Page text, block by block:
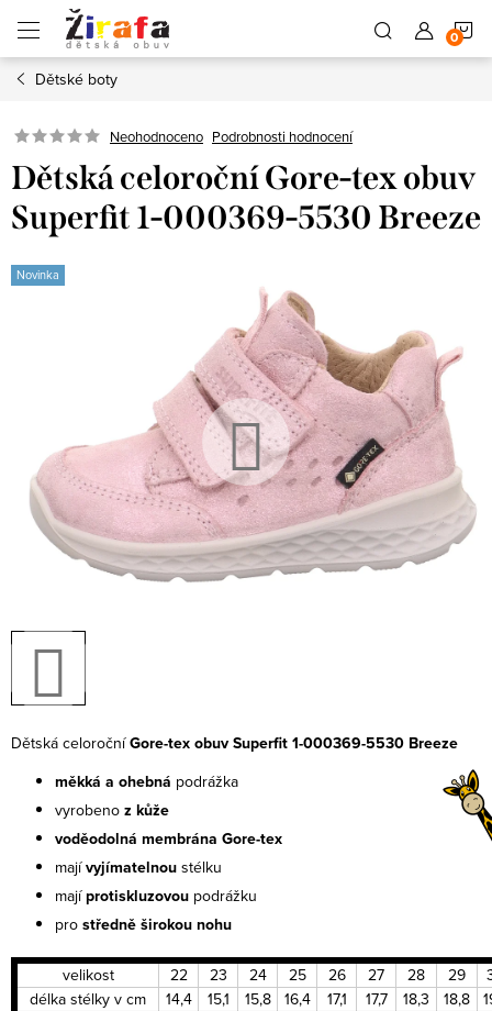
obsah
Dětské boty
Neohodnoceno Podrobnosti hodnocení
Dětská celoroční Gore-tex obuv
Superfit 1-000369-5530 Breeze
Novinka
Dětská celoročníGore-tex obuv Superfit 1-000369-5530 Breeze
měkká a ohebná podrážka
vyrobeno z kůže
voděodolná membrána Gore-tex
majívyjímatelnou stélku
majíprotiskluzovou podrážku
pro středně širokou nohu
velikost 22 23 24 25 26 27 28 29
délka stélky v cm
14,4 15,1 15,8 16,4 17,1 17,7 18,3 18,8